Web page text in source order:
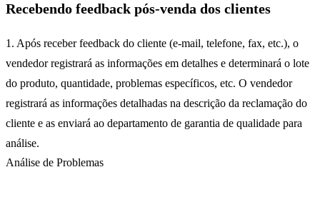
Recebendo feedback pós-venda dos clientes
1. Após receber feedback do cliente (e-mail, telefone, fax, etc.), o
vendedor registrará as informações em detalhes e determinará o lote
do produto, quantidade, problemas específicos, etc. O vendedor
registrará as informações detalhadas na descrição da reclamação do
cliente e as enviará ao departamento de garantia de qualidade para
análise.
Análise de Problemas